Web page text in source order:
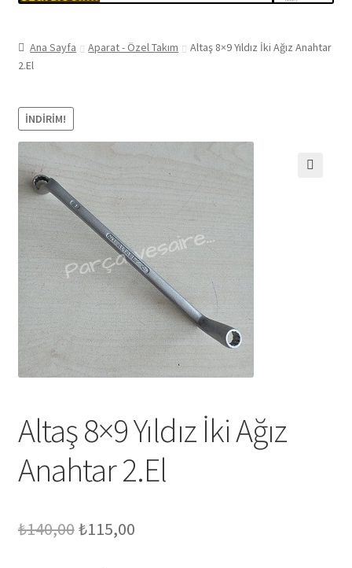
Ana Sayfa Aparat - Özel Takım
Altaş 8×9 Yıldız İki Ağız Anahtar
2.El
İNDIRIM!
Altaş 8×9 Yıldız İki Ağız
Anahtar 2.El
₺140,00Orijinal
₺115,00Şu